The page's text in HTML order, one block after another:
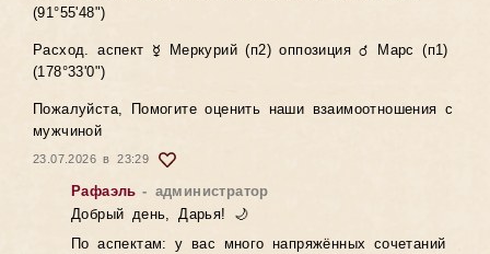
(91°55'48")
Расход. аспект ☿ Меркурий (п2) оппозиция ♂ Марс (п1)
(178°33'0")
Пожалуйста, Помогите оценить наши взаимоотношения с
мужчиной
23.07.2026 в 23:29
Рафаэль - администратор
Добрый день, Дарья! 🌙
По аспектам: у вас много напряжённых сочетаний